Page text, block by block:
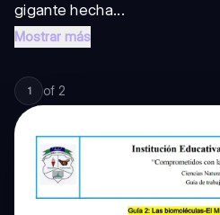
gigante hecha...
Mostrar más
1 of 2